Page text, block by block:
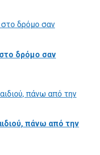
δρόμο σαν
πάνω από την